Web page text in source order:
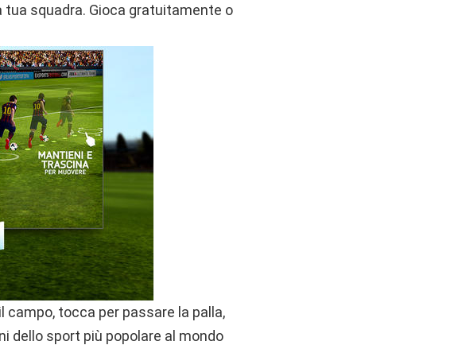
squadra. Gioca gratuitamente o
tocca per passare la palla,
dello sport più popolare al mondo